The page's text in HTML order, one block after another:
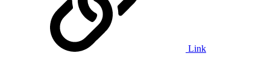
Link